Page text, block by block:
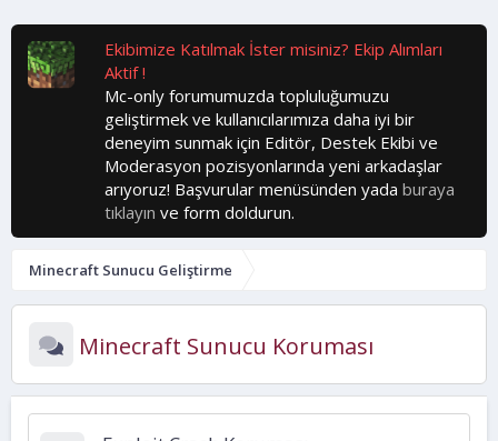
Ekibimize Katılmak İster misiniz? Ekip Alımları
Aktif !
Mc-only forumumuzda topluluğumuzu
geliştirmek ve kullanıcılarımıza daha iyi bir
deneyim sunmak için Editör, Destek Ekibi ve
Moderasyon pozisyonlarında yeni arkadaşlar
arıyoruz! Başvurular menüsünden yada buraya
tıklayın ve form doldurun.
Minecraft Sunucu Geliştirme
Minecraft Sunucu Koruması